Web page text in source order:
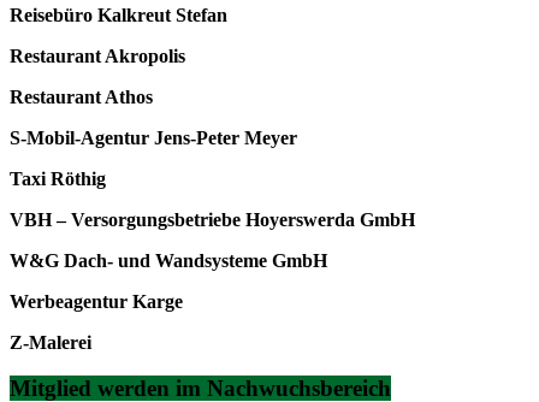
Reisebüro Kalkreut Stefan
Restaurant Akropolis
Restaurant Athos
S-Mobil-Agentur Jens-Peter Meyer
Taxi Röthig
VBH – Versorgungsbetriebe Hoyerswerda GmbH
W&G Dach- und Wandsysteme GmbH
Werbeagentur Karge
Z-Malerei
Mitglied werden im Nachwuchsbereich